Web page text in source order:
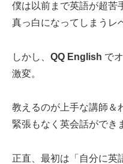
僕は以前まで英語が超苦
真っ白になってしまうレ
しかし、 QQ English で
激変。
教えるのが上手な講師＆
緊張もなく英会話ができ
正直、最初は「自分に